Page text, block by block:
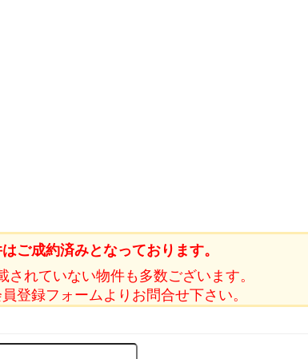
ご成約済みとなっております。
されていない物件も多数ございます。
登録フォームよりお問合せ下さい。